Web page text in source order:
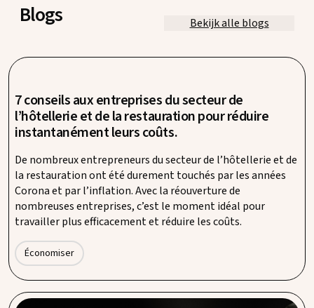
Blogs Bekijk alle blogs
7 conseils aux entreprises du secteur de
l’hôtellerie et de la restauration pour réduire
instantanément leurs coûts.
De nombreux entrepreneurs du secteur de l’hôtellerie et de
la restauration ont été durement touchés par les années
Corona et par l’inflation. Avec la réouverture de
nombreuses entreprises, c’est le moment idéal pour
travailler plus efficacement et réduire les coûts.
Économiser